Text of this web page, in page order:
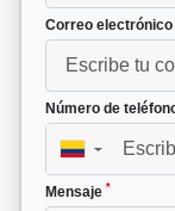
Correo electrónico
Número de
▼
Mensaje *